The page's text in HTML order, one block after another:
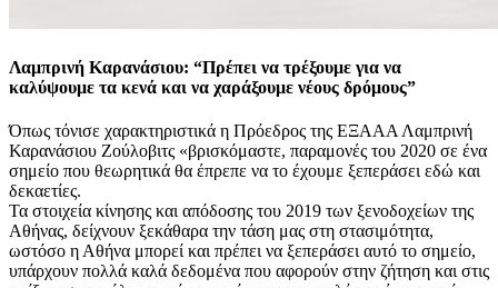
Λαμπρινή Καρανάσιου: “Πρέπει να τρέξουμε για να
καλύψουμε τα κενά και να χαράξουμε νέους δρόμους”
Όπως τόνισε χαρακτηριστικά η Πρόεδρος της ΕΞΑΑΑ Λαμπρινή
Καρανάσιου Ζούλοβιτς «βρισκόμαστε, παραμονές του 2020 σε ένα
σημείο που θεωρητικά θα έπρεπε να το έχουμε ξεπεράσει εδώ και
δεκαετίες.
Τα στοιχεία κίνησης και απόδοσης του 2019 των ξενοδοχείων της
Αθήνας, δείχνουν ξεκάθαρα την τάση μας στη στασιμότητα,
ωστόσο η Αθήνα μπορεί και πρέπει να ξεπεράσει αυτό το σημείο,
υπάρχουν πολλά καλά δεδομένα που αφορούν στην ζήτηση και στις